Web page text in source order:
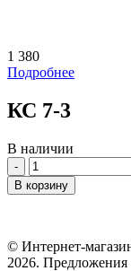
1 380
Подробнее
КС 7-3
В наличии
Количество
В корзину
© Интернет-
2026. Предложения